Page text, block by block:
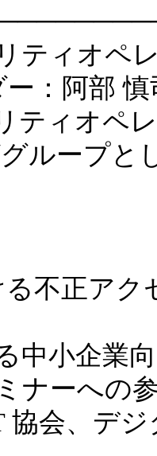
ティオペ
：阿部 慎
ティオペ
ループと
る不正ア
中小企業
ナーへの
協会、デ